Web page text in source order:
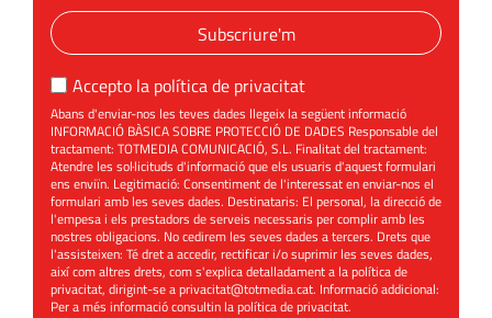
Subscriure'm
Accepto la política de privacitat
Abans d'enviar-nos les teves dades llegeix la següent informació
INFORMACIÓ BÀSICA SOBRE PROTECCIÓ DE DADES Responsable del
tractament: TOTMEDIA COMUNICACIÓ, S.L. Finalitat del tractament:
Atendre les sol·licituds d'informació que els usuaris d'aquest formulari
ens enviïn. Legitimació: Consentiment de l'interessat en enviar-nos el
formulari amb les seves dades. Destinataris: El personal, la direcció de
l'empesa i els prestadors de serveis necessaris per complir amb les
nostres obligacions. No cedirem les seves dades a tercers. Drets que
l'assisteixen: Té dret a accedir, rectificar i/o suprimir les seves dades,
així com altres drets, com s'explica detalladament a la política de
privacitat, dirigint-se aprivacitat@totmedia.cat. Informació addicional:
Per a més informació consultin lapolítica de privacitat.